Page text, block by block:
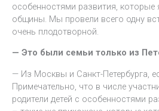
особенностями развития, которые
общины. Мы провели всего одну
очень плодотворной.
— Это были семьи только из
— Из Москвы и Санкт-Петербурга,
Примечательно, что в числе
родители детей с особенностями